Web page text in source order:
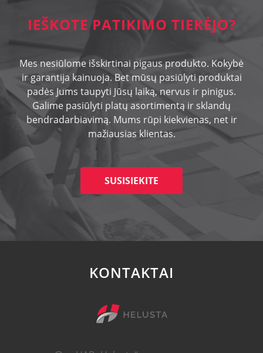
IEŠKOTE PATIKIMO TIEKĖJO?
Mes nesiūlome išskirtinai pigaus produkto. Kokybė
ir garantija kainuoja. Bet mūsų pasiūlyti produktai
padės Jums taupyti Jūsų laiką, nervus ir pinigus.
Galime pasiūlyti platų asortimentą ir sklandų
bendradarbiavimą. Mums rūpi kiekvienas, net ir
mažiausias klientas.
SUSISIEKITE
KONTAKTAI